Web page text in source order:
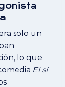
solo un
lo que
El sí